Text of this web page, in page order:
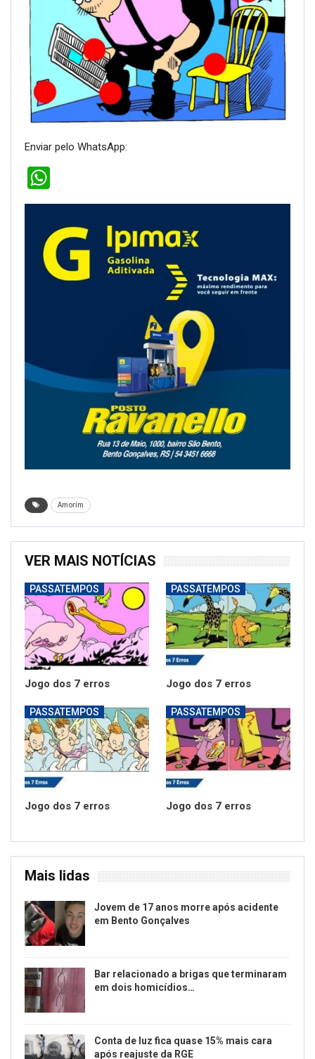
Enviar pelo WhatsApp:
Amorim
VER MAIS NOTÍCIAS
PASSATEMPOS
Jogo dos 7 erros
PASSATEMPOS
Jogo dos 7 erros
PASSATEMPOS
Jogo dos 7 erros
PASSATEMPOS
Jogo dos 7 erros
Mais lidas
Jovem de 17 anos morre após acidente
em Bento Gonçalves
Bar relacionado a brigas que terminaram
em dois homicídios…
Conta de luz fica quase 15% mais cara
após reajuste da RGE